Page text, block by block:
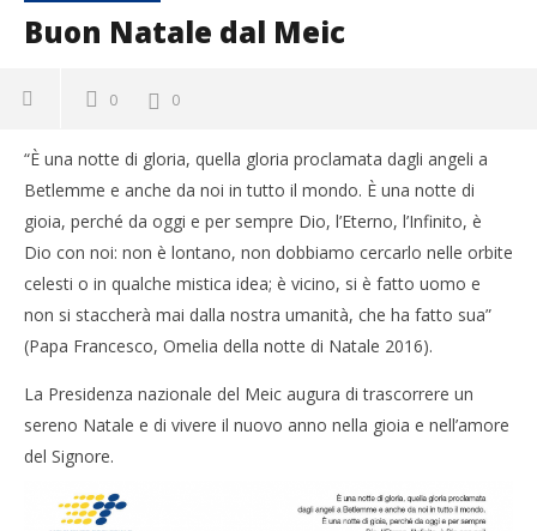
Buon Natale dal Meic
0 0
“È una notte di gloria, quella gloria proclamata dagli angeli a
Betlemme e anche da noi in tutto il mondo. È una notte di
gioia, perché da oggi e per sempre Dio, l’Eterno, l’Infinito, è
Dio con noi: non è lontano, non dobbiamo cercarlo nelle orbite
celesti o in qualche mistica idea; è vicino, si è fatto uomo e
non si staccherà mai dalla nostra umanità, che ha fatto sua”
(Papa Francesco, Omelia della notte di Natale 2016).
La Presidenza nazionale del Meic augura di trascorrere un
sereno Natale e di vivere il nuovo anno nella gioia e nell’amore
del Signore.